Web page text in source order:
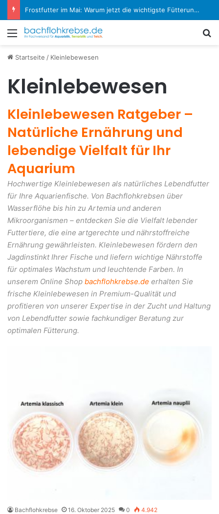
Frostfutter im Mai: Warum jetzt die wichtigste Fütterungsphase im Aquarium beginnt
Menü
Startseite / Kleinlebewesen
Kleinlebewesen
Kleinlebewesen Ratgeber –
Natürliche Ernährung und
lebendige Vielfalt für Ihr
Aquarium
Hochwertige Kleinlebewesen als natürliches Lebendfutter
für Ihre Aquarienfische. Von Bachflohkrebsen über
Wasserflöhe bis hin zu Artemia und anderen
Mikroorganismen – entdecken Sie die Vielfalt lebender
Futtertiere, die eine artgerechte und nährstoffreiche
Ernährung gewährleisten. Kleinlebewesen fördern den
Jagdinstinkt Ihrer Fische und liefern wichtige Nährstoffe
für optimales Wachstum und leuchtende Farben. In
unserem Online Shop bachflohkrebse.de erhalten Sie
frische Kleinlebewesen in Premium-Qualität und
profitieren von unserer Expertise in der Zucht und Haltung
von Lebendfutter sowie fachkundiger Beratung zur
optimalen Fütterung.
Bachflohkrebse 16. Oktober 2025 0 4.942